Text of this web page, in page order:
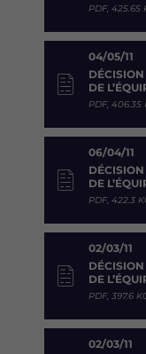
PDF, 425.65
04/05/11
DE
PDF, 406.35
06/04/11
DE
PDF, 422.3
02/03/11
DE
PDF, 397.6
02/03/11